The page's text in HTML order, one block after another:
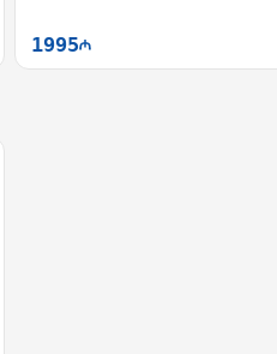
1995